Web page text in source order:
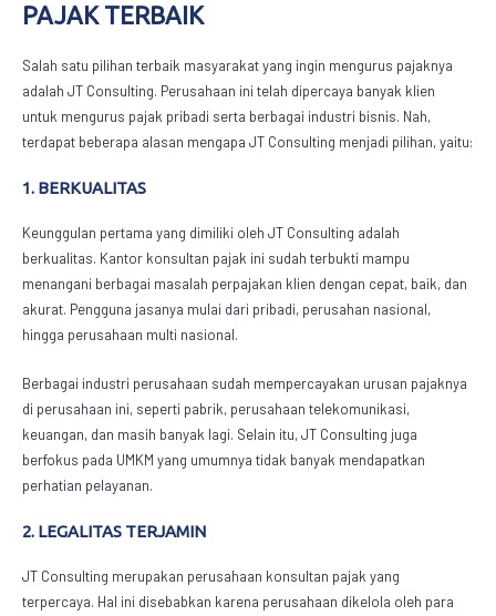
PAJAK TERBAIK
Salah satu pilihan terbaik masyarakat yang ingin mengurus pajaknya
adalah JT Consulting. Perusahaan ini telah dipercaya banyak klien
untuk mengurus pajak pribadi serta berbagai industri bisnis. Nah,
terdapat beberapa alasan mengapa JT Consulting menjadi pilihan, yaitu:
1. BERKUALITAS
Keunggulan pertama yang dimiliki oleh JT Consulting adalah
berkualitas. Kantor konsultan pajak ini sudah terbukti mampu
menangani berbagai masalah perpajakan klien dengan cepat, baik, dan
akurat. Pengguna jasanya mulai dari pribadi, perusahan nasional,
hingga perusahaan multi nasional.
Berbagai industri perusahaan sudah mempercayakan urusan pajaknya
di perusahaan ini, seperti pabrik, perusahaan telekomunikasi,
keuangan, dan masih banyak lagi. Selain itu, JT Consulting juga
berfokus pada UMKM yang umumnya tidak banyak mendapatkan
perhatian pelayanan.
2. LEGALITAS TERJAMIN
JT Consulting merupakan perusahaan konsultan pajak yang
terpercaya. Hal ini disebabkan karena perusahaan dikelola oleh para